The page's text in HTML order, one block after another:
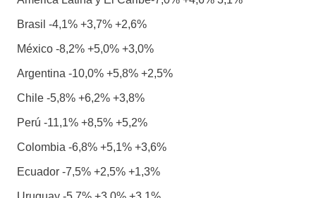
Brasil -4,1% +3,7% +2,6%
México -8,2% +5,0% +3,0%
Argentina -10,0% +5,8% +2,5%
Chile -5,8% +6,2% +3,8%
Perú -11,1% +8,5% +5,2%
Colombia -6,8% +5,1% +3,6%
Ecuador -7,5% +2,5% +1,3%